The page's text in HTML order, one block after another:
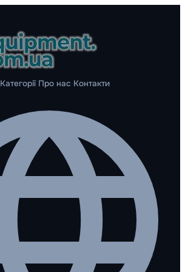
Категорії Про нас Контакти